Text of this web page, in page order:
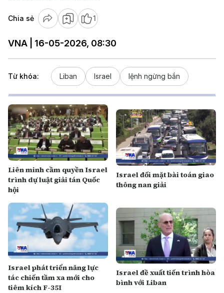
Chia sẻ 1
VNA | 16-05-2026, 08:30
Từ khóa: Liban Israel lệnh ngừng bắn
Liên minh cầm quyền Israel
trình dự luật giải tán Quốc
hội
Israel đối mặt bài toán giao
thông nan giải
Israel phát triển năng lực
tác chiến tầm xa mới cho
tiêm kích F-35I
Israel đề xuất tiến trình hòa
bình với Liban